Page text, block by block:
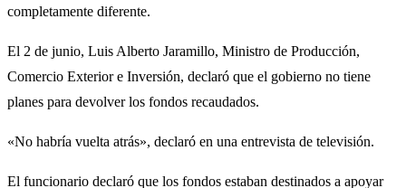
completamente diferente.
El 2 de junio, Luis Alberto Jaramillo, Ministro de Producción,
Comercio Exterior e Inversión, declaró que el gobierno no tiene
planes para devolver los fondos recaudados.
«No habría vuelta atrás», declaró en una entrevista de televisión.
El funcionario declaró que los fondos estaban destinados a apoyar